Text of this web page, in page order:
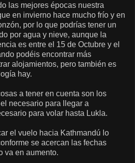
las mejores épocas nuestra
en invierno hace mucho frío y en
por lo que podrías tener un
por agua y nieve, aunque la
es entre el 15 de Octubre y el
podéis encontrar más
alojamientos, pero también es
hay.
a tener en cuenta son los
necesario para llegar a
para volar hasta Lukla.
el vuelo hacia Kathmandú lo
se acercan las fechas
va en aumento.